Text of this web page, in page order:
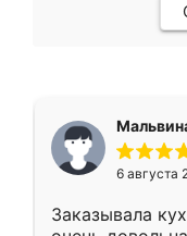
6 августа
Заказывала